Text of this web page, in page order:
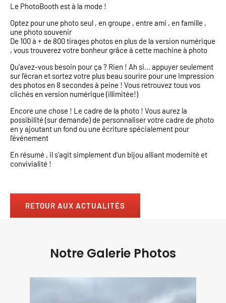
Le PhotoBooth est à la mode !
Optez pour une photo seul , en groupe , entre ami , en famille ,
une photo souvenir
De 100 à + de 800 tirages photos en plus de la version numérique
, vous trouverez votre bonheur grâce à cette machine à photo
Qu'avez-vous besoin pour ça ? Rien ! Ah si... appuyer seulement
sur l'écran et sortez votre plus beau sourire pour une impression
des photos en 8 secondes à peine ! Vous retrouvez tous vos
clichés en version numérique (illimitée!)
Encore une chose ! Le cadre de la photo ! Vous aurez la
possibilité (sur demande) de personnaliser votre cadre de photo
en y ajoutant un fond ou une écriture spécialement pour
l'événement
En résumé , il s'agit simplement d'un bijou alliant modernité et
convivialité !
RETOUR AUX ACTUALITÉS
Notre Galerie Photos